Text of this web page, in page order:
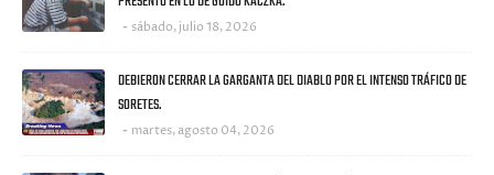
sábado, julio 18, 2026
DEBIERON CERRAR LA GARGANTA DEL DIABLO POR EL INTENSO TRÁFICO DE
SORETES.
martes, agosto 04, 2026